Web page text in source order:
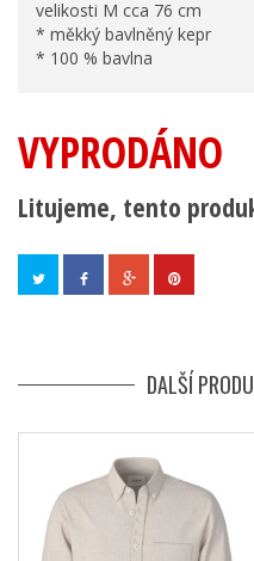
velikosti M cca 76 cm
* měkký bavlněný kepr
* 100 % bavlna
VYPRODÁNO
Litujeme, tento
DALŠÍ